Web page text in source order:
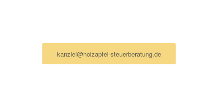
kanzlei@holzapfel-steuerberatung.de